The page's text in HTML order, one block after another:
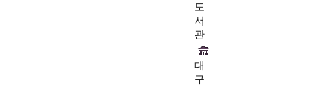
도
서
관
대
구